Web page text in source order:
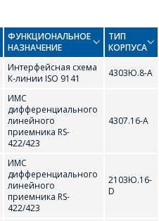
DS34C87TN
MAX202EESE
ФУНКЦИОНАЛЬНОЕ
НАЗНАЧЕНИЕ
ТИП
КОРПУСА
Интерфейсная схема
К-линии ISO 9141
4303Ю.8-А
ИМС
дифференциального
линейного
приемника RS-
422/423
4307.16-А
ИМС
дифференциального
линейного
приемника RS-
422/423
2103Ю.16-
D